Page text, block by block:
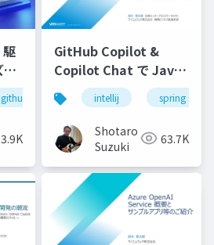
-
github copilot gemini locofy.ai
GitHub Copilot &
Copilot Chat で Java
コーディングを最大限
効率化する-配布用
intellij spring starter
Shotaro
Suzuki
63.7K